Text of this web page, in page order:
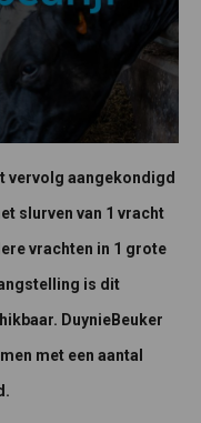
vervolg aangekondigd
slurven van 1 vracht
vrachten in 1 grote
is dit
DuynieBeuker
met een aantal